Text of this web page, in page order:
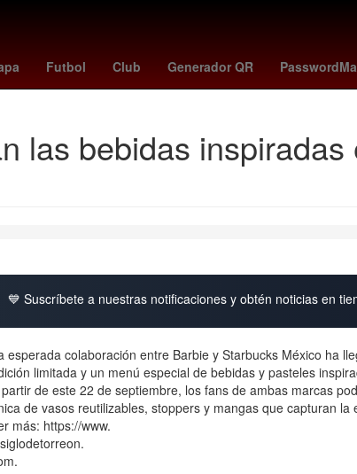
Futbol Club Generador QR
Electoral del Poder Judicial de la Federación Juegos
las bebidas
💙 Suscríbete a nuestras notificaciones y obtén noticias en
esperada colaboración entre Barbie y Starbucks México ha
limitada y un menú especial de bebidas y pasteles
de este 22 de septiembre, los fans de ambas marcas
de vasos reutilizables, stoppers y mangas que capturan la
más: https://www.